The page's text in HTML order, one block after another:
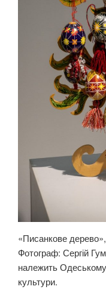
«Писанкове
Фотограф: Сергій
належить
культури.